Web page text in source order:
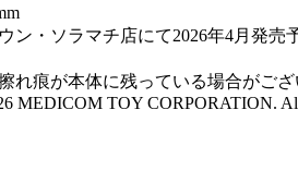
ン・ソラマチ店にて2026年4月発売
痕が本体に残っている場合がござ
MEDICOM TOY CORPORATION. Al